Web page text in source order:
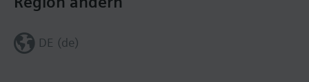
DE (de)